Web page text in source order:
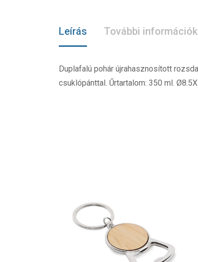
Leírás További információk
Duplafalú pohár újrahasznosított
csuklópánttal. Űrtartalom: 350 ml.